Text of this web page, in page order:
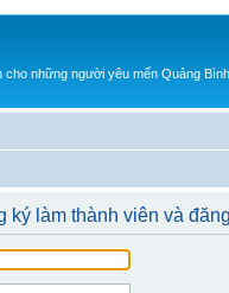
cho những người yêu mến Quảng Bình
ký làm thành viên và